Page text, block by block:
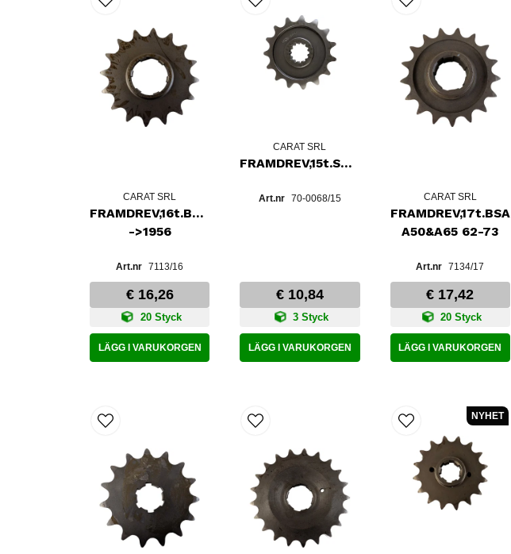
CARAT SRL
FRAMDREV,16t.BURMANLÅDA
->1956
7113/16
€ 16,26
20 Styck
LÄGG I VARUKORGEN
CARAT SRL
FRAMDREV,15t.SUZ.GSX400F,GR650
70-0068/15
€ 10,84
3 Styck
LÄGG I VARUKORGEN
CARAT SRL
FRAMDREV,17t.BSA
A50&A65 62-73
7134/17
€ 17,42
20 Styck
LÄGG I VARUKORGEN
NYHET